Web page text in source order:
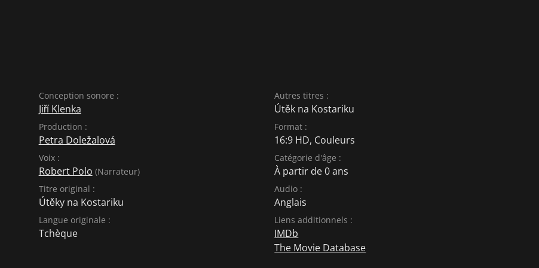
Conception sonore :
Jiří Klenka
Production :
Petra Doležalová
Voix :
Robert Polo (Narrateur)
Titre original :
Útěky na Kostariku
Langue originale :
Tchèque
Autres titres :
Útěk na Kostariku
Format :
16:9 HD, Couleurs
Catégorie d'âge :
À partir de 0 ans
Audio :
Anglais
Liens additionnels :
IMDb
The Movie Database